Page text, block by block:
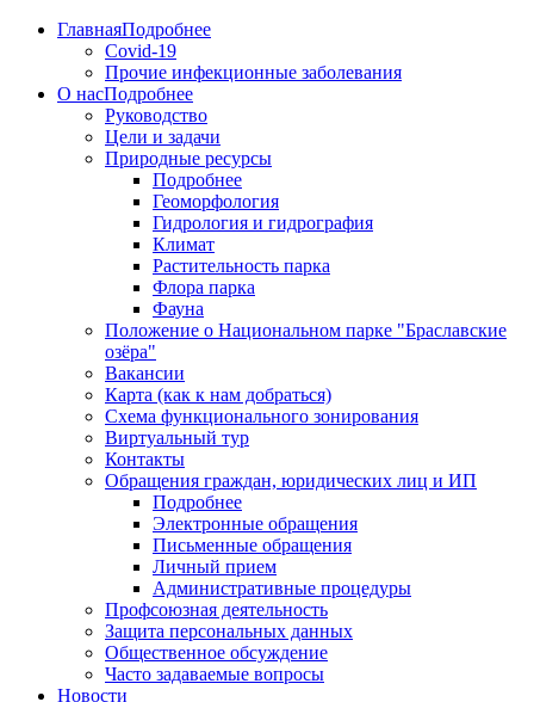
ГлавнаяПодробнее
Covid-19
Прочие инфекционные заболевания
О насПодробнее
Руководство
Цели и задачи
Природные ресурсы
Подробнее
Геоморфология
Гидрология и гидрография
Климат
Растительность парка
Флора парка
Фауна
Положение о Национальном парке "Браславские
озёра"
Вакансии
Карта (как к нам добраться)
Схема функционального зонирования
Виртуальный тур
Контакты
Обращения граждан, юридических лиц и ИП
Подробнее
Электронные обращения
Письменные обращения
Личный прием
Административные процедуры
Профсоюзная деятельность
Защита персональных данных
Общественное обсуждение
Часто задаваемые вопросы
Новости